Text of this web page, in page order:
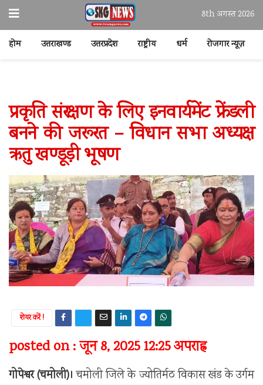
8th अगस्त 2026
होम उत्तराखण्ड उत्तरप्रदेश राष्ट्रीय धर्म रोजगार न्यूज़
प्रकृति संरक्षण के लिए इनवार्यमेंट फ्रेंडली
बनने की जरूरत – विधान सभा अध्यक्ष
ऋतु खण्डूड़ी भूषण
शेयर करें !
posted on : जून 8, 2025 12:25 अपराह्न
गोपेश्वर (चमोली)। चमोली जिले के ज्योतिर्मठ विकास खंड के उर्गम